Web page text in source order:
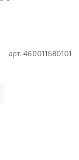
арт. 460011580101